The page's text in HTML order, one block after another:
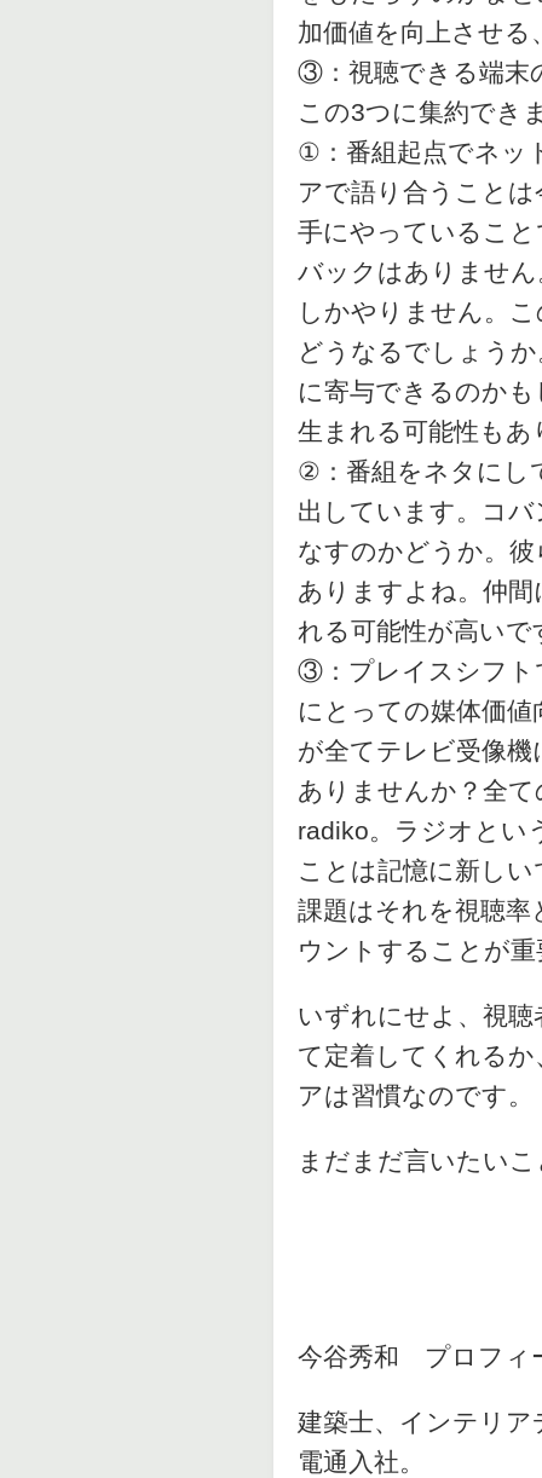
加価値を向上させ
③：視聴できる端末
この3つに集約でき
①：番組起点でネッ
アで語り合うこと
手にやっているこ
バックはありませ
しかやりません。
どうなるでしょう
に寄与できるのか
生まれる可能性もあ
②：番組をネタにし
出しています。コ
なすのかどうか。
ありますよね。仲
れる可能性が高いで
③：プレイスシフト
にとっての媒体価
が全てテレビ受像
ありませんか？全
radiko。ラジオとい
ことは記憶に新しい
課題はそれを視聴
ウントすることが重
いずれにせよ、視
て定着してくれる
アは習慣なのです。
まだまだ言いたい
今谷秀和 プロフィ
建築士、インテリ
電通入社。